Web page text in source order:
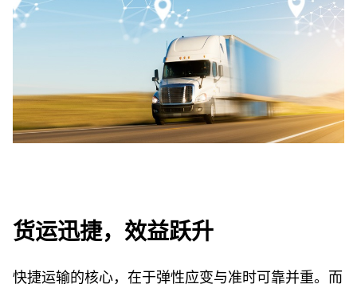
货运迅捷，效益跃升
快捷运输的核心，在于弹性应变与准时可靠并重。而